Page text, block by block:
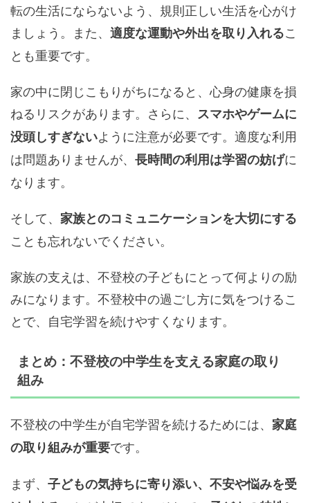
転の生活にならないよう、規則正しい生活を心がけ
ましょう。また、 適度な運動や外出を取り入れるこ
とも重要です。
家の中に閉じこもりがちになると、心身の健康を損
ねるリスクがあります。さらに、 スマホやゲームに
没頭しすぎないように注意が必要です。適度な利用
は問題ありませんが、 長時間の利用は学習の妨げに
なります。
そして、 家族とのコミュニケーションを大切にする
ことも忘れないでください。
家族の支えは、不登校の子どもにとって何よりの励
みになります。不登校中の過ごし方に気をつけるこ
とで、自宅学習を続けやすくなります。
まとめ：不登校の中学生を支える家庭の取り
組み
不登校の中学生が自宅学習を続けるためには、 家庭
の取り組みが重要です。
まず、 子どもの気持ちに寄り添い、不安や悩みを受